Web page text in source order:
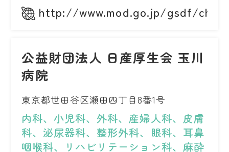
http://www.mod.go.jp/gsdf/
公益財団法人 日産厚生会 玉川
病院
東京都世田谷区瀬田四丁目8番1号
内科、小児科、外科、産婦人科、皮膚
科、泌尿器科、整形外科、眼科、耳鼻
咽喉科、リハビリテーション科、麻酔